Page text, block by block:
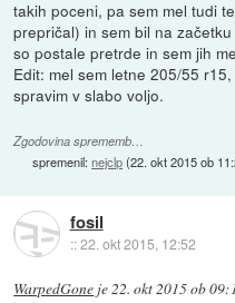
takih poceni, pa sem mel tudi
prepričal) in sem bil na
so postale pretrde in sem jih
Edit: mel sem letne 205/55
spravim v slabo voljo.
Zgodovina sprememb…
spremenil:nejclp(22. okt 2015 ob
fosil
::22. okt 2015, 12:52
WarpedGone je22. okt 2015 ob